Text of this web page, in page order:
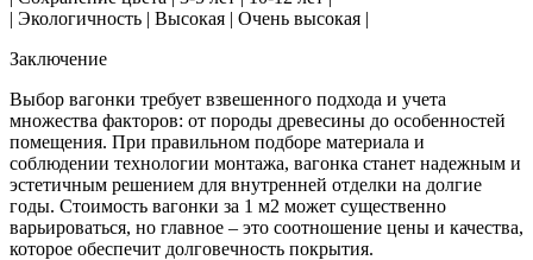
| Экологичность | Высокая | Очень высокая |
Заключение
Выбор вагонки требует взвешенного подхода и учета
множества факторов: от породы древесины до особенностей
помещения. При правильном подборе материала и
соблюдении технологии монтажа, вагонка станет надежным и
эстетичным решением для внутренней отделки на долгие
годы. Стоимость вагонки за 1 м2 может существенно
варьироваться, но главное – это соотношение цены и качества,
которое обеспечит долговечность покрытия.